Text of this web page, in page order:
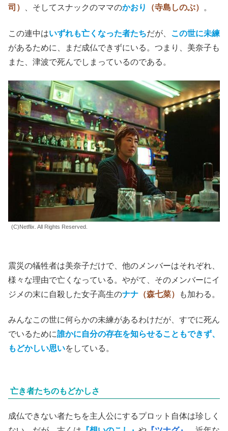
司）
、そしてスナックのママのかおり （寺島しのぶ） 。
この連中はいずれも亡くなった者たちだが、 この世に未練
があるために、まだ成仏できずにいる。つまり、美奈子も
また、津波で死んでしまっているのである。
(C)Netflix. All Rights Reserved.
震災の犠牲者は美奈子だけで、他のメンバーはそれぞれ、
様々な理由で亡くなっている。やがて、そのメンバーにイ
ジメの末に自殺した女子高生のナナ （森七菜） も加わる。
みんなこの世に何らかの未練があるわけだが、すでに死ん
でいるために誰かに自分の存在を知らせることもできず、
もどかしい思いをしている。
亡き者たちのもどかしさ
成仏できない者たちを主人公にするプロット自体は珍しく